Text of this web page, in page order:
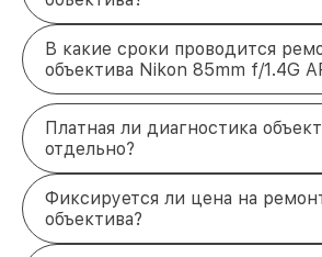
В какие сроки проводится
объектива Nikon 85mm f/1.4G
Платная ли диагностика
отдельно?
Фиксируется ли цена на
объектива?